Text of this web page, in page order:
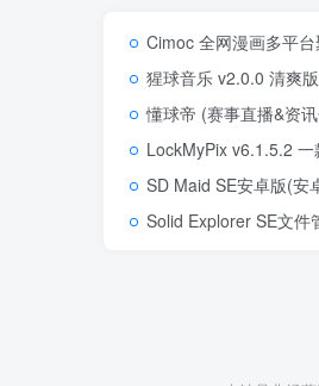
Cimoc 全网漫画多平
猩球音乐 v2.0.0 清爽版
懂球帝 (赛事直播&资
LockMyPix v6.1.5.2
SD Maid SE安卓版(安
Solid Explorer SE文